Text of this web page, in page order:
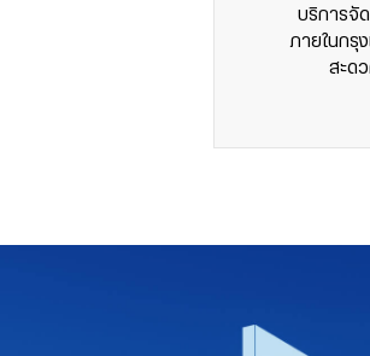
บริการจั
ภายในกรุ
สะด